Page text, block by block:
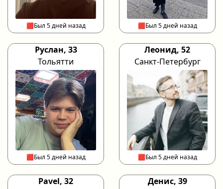
🟥Был 5 дней назад 🟥Был 5 дней назад
Руслан, 33
Тольятти
🟥Был 5 дней назад
Леонид, 52
Санкт-Петербург
🟥Был 5 дней назад
Pavel, 32
Денис, 39